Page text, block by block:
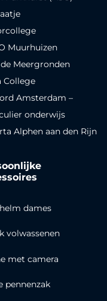
Muurhuizen
de Meergronden
College
Amsterdam –
onderwijs
Alphen aan den Rijn
dames
volwassenen
met camera
pennenzak